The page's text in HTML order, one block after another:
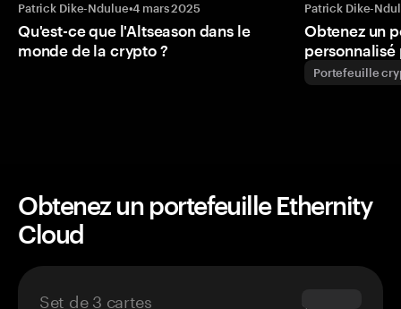
Patrick Dike-Ndulue•4 mars 2025
Qu'est-ce que l'Altseason dans le
monde de la crypto ?
Patrick Dike-
Obtenez un
personnalisé
Portefeuille
Obtenez un portefeuille Ethernity
Cloud
Set de 3 cartes $69.90